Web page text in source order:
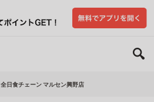
全日食チェーン マルセン興野店